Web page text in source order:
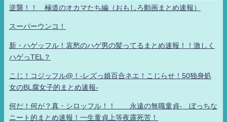
逆襲！！ 極道のオカマたち編（おもしろ動画まとめ速報）
スーパーウンコ！
新・ハゲッフル！哀愁のハゲ男の髪ってるまとめ速報！！激しく
ハゲっTEL？
こじ！コジッフル@！-レズっ娘百合ネエ！こじらせ！50独身処
女のBL腐女子的まとめ速報-
何だ！何が？真・シロッフル！！ 永遠の無職童貞- ぼっちな
ニート的まとめ速報！一生童貞上等夜露死苦！